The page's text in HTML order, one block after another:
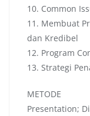
10. Common
11. Membuat
dan Kredibel
12. Program
13. Strategi
METODE
Presentation;